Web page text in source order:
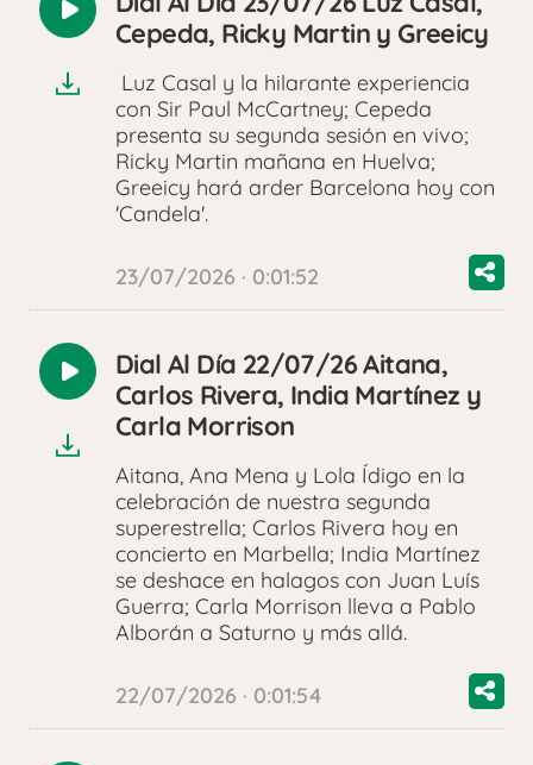
Reproducir
audioCepeda, Ricky Martin y Greeicy
Luz Casal y la hilarante experiencia
con Sir Paul McCartney; Cepeda
presenta su segunda sesión en vivo;
Ricky Martin mañana en Huelva;
Greeicy hará arder Barcelona hoy con
'Candela'.
23/07/2026 · 0:01:52
Reproducir
audio
Dial Al Día 22/07/26 Aitana,
Carlos Rivera, India Martínez y
Carla Morrison
Aitana, Ana Mena y Lola Ídigo en la
celebración de nuestra segunda
superestrella; Carlos Rivera hoy en
concierto en Marbella; India Martínez
se deshace en halagos con Juan Luís
Guerra; Carla Morrison lleva a Pablo
Alborán a Saturno y más allá.
22/07/2026 · 0:01:54